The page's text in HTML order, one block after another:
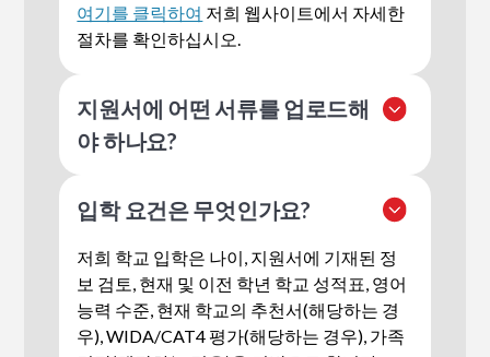
여기를 클릭하여 저희 웹사이트에서 자세한
절차를 확인하십시오.
지원서에 어떤 서류를 업로드해
야 하나요?
증빙 서류가 영어로 작성되지 않은 경우, 공
이 체크리스트를 사용하여 지원에 필요한 모
든 서류를 제출했는지 확인하십시오.
입학 요건은 무엇인가요?
저희 학교 입학은 나이, 지원서에 기재된 정
보 검토, 현재 및 이전 학년 학교 성적표, 영어
능력 수준, 현재 학교의 추천서(해당하는 경
우), WIDA/CAT4 평가(해당하는 경우), 가족